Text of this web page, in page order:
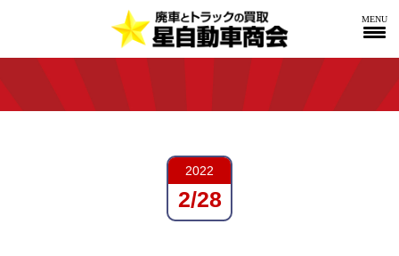
MENU
2022
2/28